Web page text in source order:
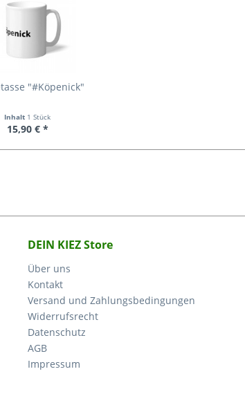
"#Köpenick"
Inhalt 1 Stück
15,90 € *
DEIN KIEZ Store
Über uns
Kontakt
Versand und Zahlungsbedingungen
Widerrufsrecht
Datenschutz
AGB
Impressum